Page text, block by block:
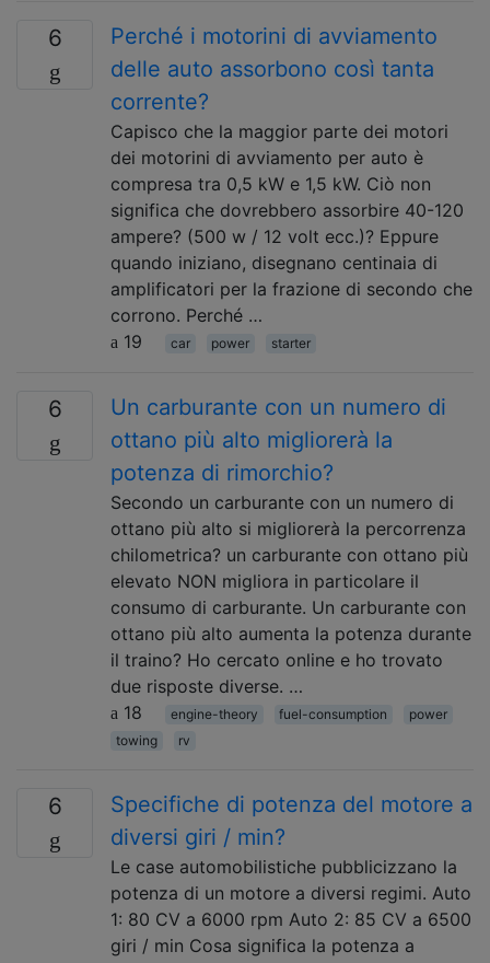
6
Perché i motorini di avviamento
delle auto assorbono così tanta
corrente?
Capisco che la maggior parte dei motori
dei motorini di avviamento per auto è
compresa tra 0,5 kW e 1,5 kW. Ciò non
significa che dovrebbero assorbire 40-120
ampere? (500 w / 12 volt ecc.)? Eppure
quando iniziano, disegnano centinaia di
amplificatori per la frazione di secondo che
corrono. Perché …
19
car power starter
6
Un carburante con un numero di
ottano più alto migliorerà la
potenza di rimorchio?
Secondo un carburante con un numero di
ottano più alto si migliorerà la percorrenza
chilometrica? un carburante con ottano più
elevato NON migliora in particolare il
consumo di carburante. Un carburante con
ottano più alto aumenta la potenza durante
il traino? Ho cercato online e ho trovato
due risposte diverse. …
18
engine-theory fuel-consumption
power
towing
rv
6
Specifiche di potenza del motore a
diversi giri / min?
Le case automobilistiche pubblicizzano la
potenza di un motore a diversi regimi. Auto
1: 80 CV a 6000 rpm Auto 2: 85 CV a 6500
giri / min Cosa significa la potenza a